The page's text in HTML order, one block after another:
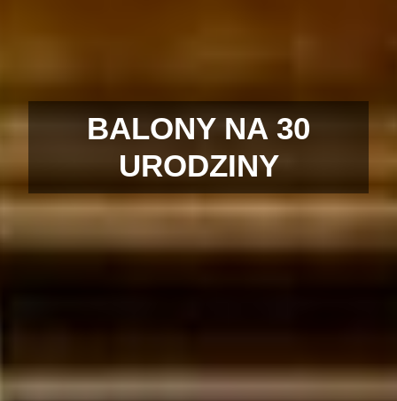
BALONY NA 30
URODZINY